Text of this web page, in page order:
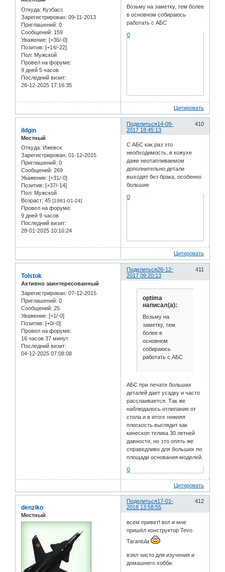
Откуда: Кузбасс
Зарегистрирован: 09-11-2013
Приглашений: 0
Сообщений: 159
Уважение: [+36/-0]
Позитив: [+14/-22]
Пол: Мужской
Провел на форуме:
9 дней 5 часов
Последний визит:
26-12-2025 17:16:35
Возьму на заметку, тем более
в основном собираюсь
работать с АБС
0
Цитировать
Поделиться 410
14-09-
2017 18:45:13
ildgin
Местный
Откуда: Ижевск
Зарегистрирован: 01-12-2015
Приглашений: 0
Сообщений: 269
Уважение: [+31/-0]
Позитив: [+37/-14]
Пол: Мужской
Возраст: 45 [1981-01-24]
Провел на форуме:
9 дней 9 часов
Последний визит:
28-01-2025 10:16:24
С АБС как раз это
необходимость, в кожухе
даже неотапливаемом
дополнительно детали
выходят без брака, особенно
большие
0
Цитировать
Поделиться 411
26-12-
2017 09:20:13
Tolstok
Активно заинтересованный
Зарегистрирован: 07-12-2015
Приглашений: 0
Сообщений: 25
Уважение: [+1/-0]
Позитив: [+0/-0]
Провел на форуме:
16 часов 37 минут
Последний визит:
04-12-2025 07:08:08
optima
написал(а):
Возьму на
заметку, тем
более в
основном
собираюсь
работать с АБС
АБС при печати больших
деталей дает усадку и часто
расслаивается. Так же
наблюдалось отлипание от
стола и в итоге нижняя
плоскость выглядит как
кинескоп телика 30 летней
давности, но это опять же
справедливо для больших по
площади основания моделей.
0
Цитировать
Поделиться 412
17-01-
2018 13:58:55
denziko
Местный
всем привет! вот и мне
пришёл конструктор Tevo
Tarantula
взял чисто для изучения и
домашнего хобби.